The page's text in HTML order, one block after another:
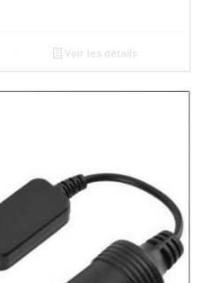
Voir les détails